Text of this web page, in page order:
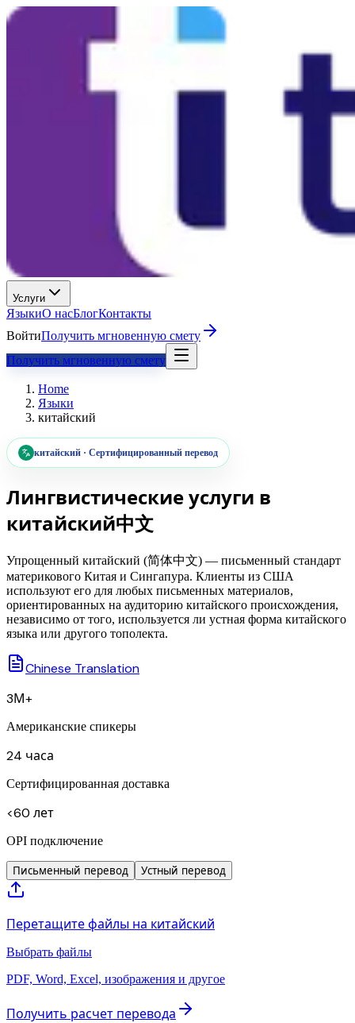
Услуги
ЯзыкиО насБлогКонтакты
ВойтиПолучить мгновенную смету
Получить мгновенную смету
Home
Языки
китайский
китайский · Сертифицированный перевод
Лингвистические услуги в
китайский中文
Упрощенный китайский (简体中文) — письменный стандарт
материкового Китая и Сингапура. Клиенты из США
используют его для любых письменных материалов,
ориентированных на аудиторию китайского происхождения,
независимо от того, используется ли устная форма китайского
языка или другого тополекта.
Chinese Translation
3М+
Американские спикеры
24 часа
Сертифицированная доставка
<60 лет
OPI подключение
Письменный перевод Устный перевод
Перетащите файлы на китайский
Выбрать файлы
PDF, Word, Excel, изображения и другое
Получить расчет перевода